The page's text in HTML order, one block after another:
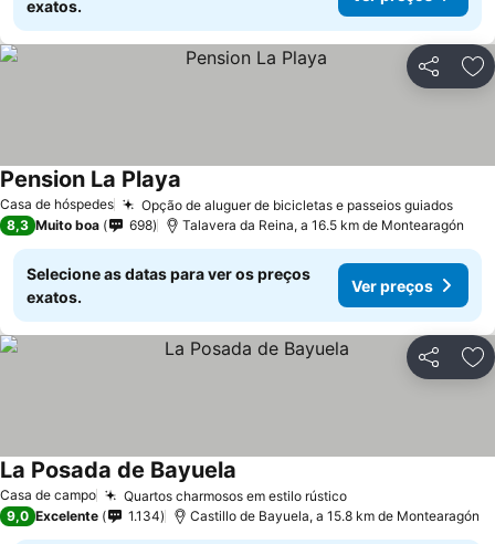
exatos.
Partilhar
Casa de hóspedes Opção de aluguer de bicicletas e passeios guiados
Pension La Playa
8,3 Muito boa 698 Talavera da Reina, a 16.5 km de Montearagón
Selecione as datas para ver os preços
exatos.
Ver preços
Partilhar
Casa de campo Quartos charmosos em estilo rústico
La Posada de Bayuela
9,0 Excelente 1.134 Castillo de Bayuela, a 15.8 km de Montearagón